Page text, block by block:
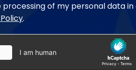
processing of my personal data
.